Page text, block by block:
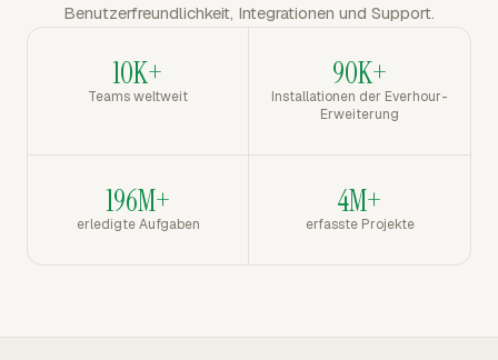
Benutzerfreundlichkeit, Integrationen und Support.
10K+
Teams weltweit
90K+
Installationen der Everhour-
Erweiterung
196M+
erledigte Aufgaben
4M+
erfasste Projekte